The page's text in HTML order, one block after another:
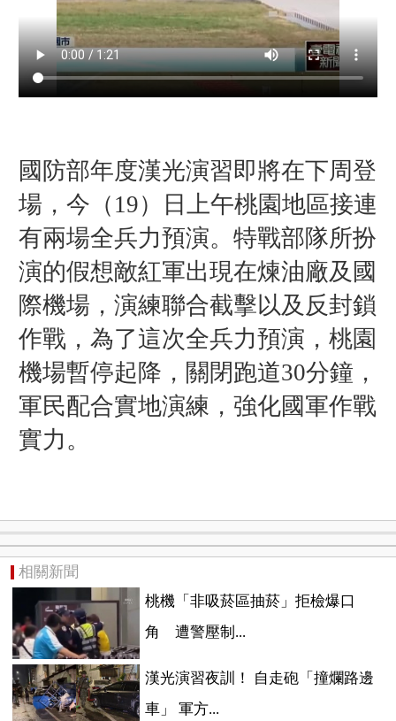
國防部年度漢光演習即將在下周登
場，今（19）日上午桃園地區接連
有兩場全兵力預演。特戰部隊所扮
演的假想敵紅軍出現在煉油廠及國
際機場，演練聯合截擊以及反封鎖
作戰，為了這次全兵力預演，桃園
機場暫停起降，關閉跑道30分鐘 ，
軍民配合實地演練，強化國軍作戰
實力。
相關新聞
桃機「非吸菸區抽菸」拒檢爆口
角 遭警壓制...
漢光演習夜訓！ 自走砲「撞爛路邊
車」 軍方...